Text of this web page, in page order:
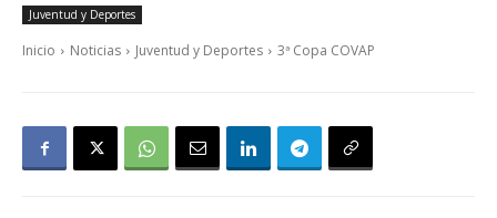
Juventud y Deportes
Inicio Noticias Juventud y Deportes 3ª Copa COVAP